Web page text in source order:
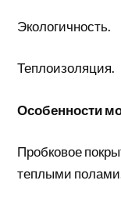
Экологичность.
Теплоизоляция.
Особенности
Пробковое
теплыми